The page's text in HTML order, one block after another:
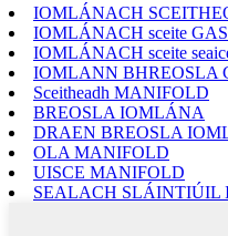
IOMLÁNACH
IOMLÁNACH sceite
IOMLÁNACH sceite
IOMLANN BHREOSLA
Sceitheadh ​​​​MANIFOLD
BREOSLA IOMLÁNA
DRAEN BREOSLA
OLA MANIFOLD
UISCE MANIFOLD
SEALACH SLÁINTIÚIL